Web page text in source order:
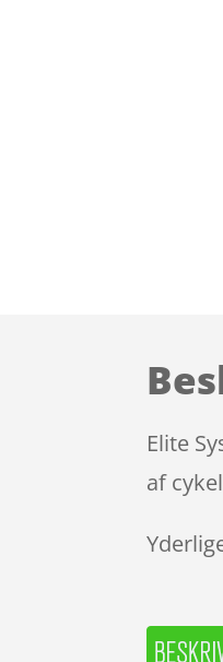
Elite
af